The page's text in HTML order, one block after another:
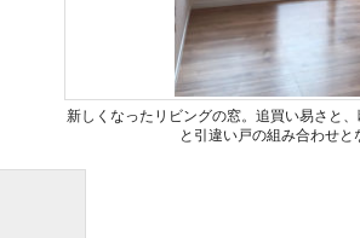
新しくなったリビングの窓。追買い易さと
と引違い戸の組み合わせと